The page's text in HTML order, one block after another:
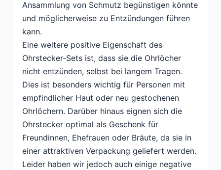
Ansammlung von Schmutz begünstigen könnte
und möglicherweise zu Entzündungen führen
kann.
Eine weitere positive Eigenschaft des
Ohrstecker-Sets ist, dass sie die Ohrlöcher
nicht entzünden, selbst bei langem Tragen.
Dies ist besonders wichtig für Personen mit
empfindlicher Haut oder neu gestochenen
Ohrlöchern. Darüber hinaus eignen sich die
Ohrstecker optimal als Geschenk für
Freundinnen, Ehefrauen oder Bräute, da sie in
einer attraktiven Verpackung geliefert werden.
Leider haben wir jedoch auch einige negative